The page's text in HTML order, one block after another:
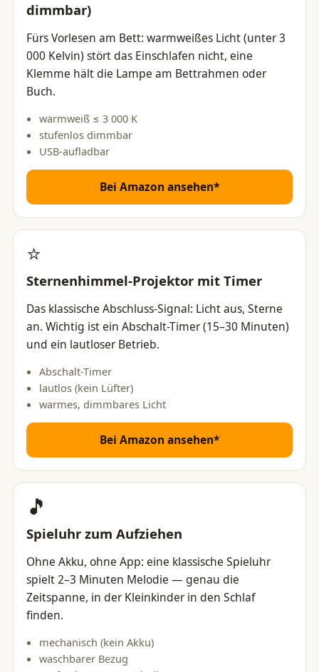
dimmbar)
Fürs Vorlesen am Bett: warmweißes Licht (unter 3
000 Kelvin) stört das Einschlafen nicht, eine
Klemme hält die Lampe am Bettrahmen oder
Buch.
warmweiß ≤ 3 000 K
stufenlos dimmbar
USB-aufladbar
Bei Amazon ansehen*
⭐
Sternenhimmel-Projektor mit Timer
Das klassische Abschluss-Signal: Licht aus, Sterne
an. Wichtig ist ein Abschalt-Timer (15–30 Minuten)
und ein lautloser Betrieb.
Abschalt-Timer
lautlos (kein Lüfter)
warmes, dimmbares Licht
Bei Amazon ansehen*
🎵
Spieluhr zum Aufziehen
Ohne Akku, ohne App: eine klassische Spieluhr
spielt 2–3 Minuten Melodie — genau die
Zeitspanne, in der Kleinkinder in den Schlaf
finden.
mechanisch (kein Akku)
waschbarer Bezug